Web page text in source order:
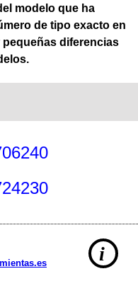
modelo que ha
de tipo exacto en
pequeñas diferencias
i